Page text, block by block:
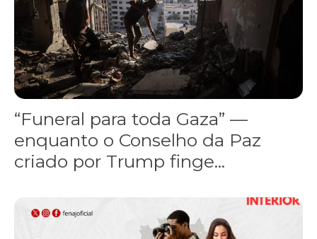
“Funeral para toda Gaza” —
enquanto o Conselho da Paz
criado por Trump finge...
Assinada nova CCT de jornais e revistas do interior